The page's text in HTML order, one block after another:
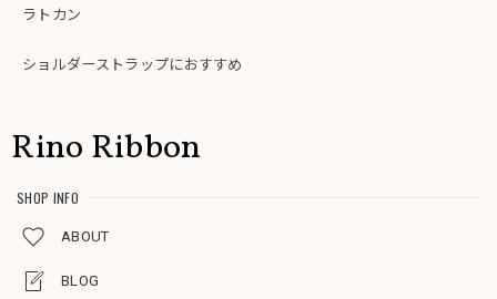
ラトカン
ショルダーストラップにおすすめ
Rino Ribbon
SHOP INFO
ABOUT
BLOG